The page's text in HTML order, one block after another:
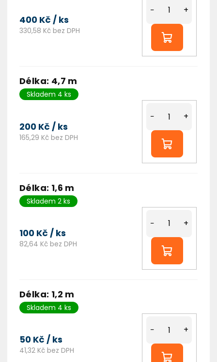
400 Kč / ks
330,58 Kč bez DPH
+
−
Délka: 4,7 m
Skladem 4 ks
200 Kč / ks
165,29 Kč bez DPH
+
−
Délka: 1,6 m
Skladem 2 ks
100 Kč / ks
82,64 Kč bez DPH
+
−
Délka: 1,2 m
Skladem 4 ks
50 Kč / ks
41,32 Kč bez DPH
+
−